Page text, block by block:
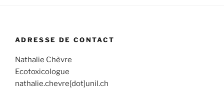
ADRESSE DE CONTACT
Nathalie Chèvre
Ecotoxicologue
nathalie.chevre[dot]unil.ch